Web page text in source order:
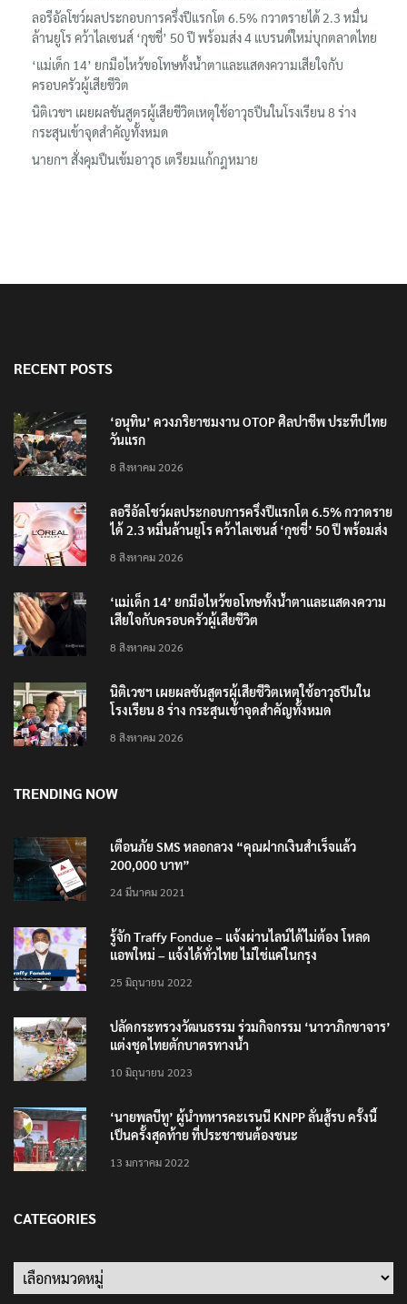
ลอรีอัลโชว์ผลประกอบการครึ่งปีแรกโต 6.5% กวาดรายได้ 2.3 หมื่น
ล้านยูโร คว้าไลเซนส์ ‘กุชชี่’ 50 ปี พร้อมส่ง 4 แบรนด์ใหม่บุกตลาดไทย
‘แม่เด็ก 14’ ยกมือไหว้ขอโทษทั้งน้ำตาและแสดงความเสียใจกับ
ครอบครัวผู้เสียชีวิต
นิติเวชฯ เผยผลชันสูตรผู้เสียชีวิตเหตุใช้อาวุธปืนในโรงเรียน 8 ร่าง
กระสุนเข้าจุดสำคัญทั้งหมด
นายกฯ สั่งคุมปืนเข้มอาวุธ เตรียมแก้กฎหมาย
RECENT POSTS
‘อนุทิน’ ควงภริยาชมงาน OTOP ศิลปาชีพ ประทีปไทย
วันแรก
8 สิงหาคม 2026
ลอรีอัลโชว์ผลประกอบการครึ่งปีแรกโต 6.5% กวาดราย
ได้ 2.3 หมื่นล้านยูโร คว้าไลเซนส์ ‘กุชชี่’ 50 ปี พร้อมส่ง
8 สิงหาคม 2026
‘แม่เด็ก 14’ ยกมือไหว้ขอโทษทั้งน้ำตาและแสดงความ
เสียใจกับครอบครัวผู้เสียชีวิต
8 สิงหาคม 2026
นิติเวชฯ เผยผลชันสูตรผู้เสียชีวิตเหตุใช้อาวุธปืนใน
โรงเรียน 8 ร่าง กระสุนเข้าจุดสำคัญทั้งหมด
8 สิงหาคม 2026
TRENDING NOW
เตือนภัย SMS หลอกลวง “คุณฝากเงินสำเร็จแล้ว
200,000 บาท”
24 มีนาคม 2021
รู้จัก Traffy Fondue – แจ้งผ่านไลน์ได้ไม่ต้อง โหลด
แอพใหม่ – แจ้งได้ทั่วไทย ไม่ใช่แค่ในกรุง
25 มิถุนายน 2022
ปลัดกระทรวงวัฒนธรรม ร่วมกิจกรรม ‘นาวาภิกขาจาร’
แต่งชุดไทยตักบาตรทางน้ำ
10 มิถุนายน 2023
‘นายพลบีทู’ ผู้นำทหารคะเรนนี KNPP ลั่นสู้รบ ครั้งนี้
เป็นครั้งสุดท้าย ที่ประชาชนต้องชนะ
13 มกราคม 2022
CATEGORIES
Categories